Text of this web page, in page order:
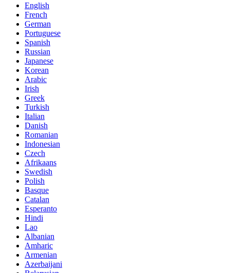
English
French
German
Portuguese
Spanish
Russian
Japanese
Korean
Arabic
Irish
Greek
Turkish
Italian
Danish
Romanian
Indonesian
Czech
Afrikaans
Swedish
Polish
Basque
Catalan
Esperanto
Hindi
Lao
Albanian
Amharic
Armenian
Azerbaijani